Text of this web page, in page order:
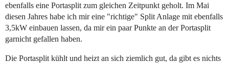
ebenfalls eine Portasplit zum gleichen Zeitpunkt geholt. Im Mai
diesen Jahres habe ich mir eine "richtige" Split Anlage mit ebenfalls
3,5kW einbauen lassen, da mir ein paar Punkte an der Portasplit
garnicht gefallen haben.
Die Portasplit kühlt und heizt an sich ziemlich gut, da gibt es nichts